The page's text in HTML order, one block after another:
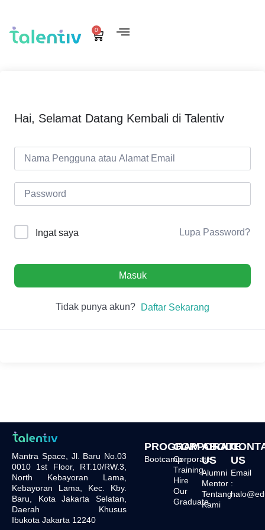
0
Hai, Selamat Datang Kembali di Talentiv
Ingat saya Lupa Password?
Masuk
Tidak punya akun? Daftar Sekarang
Mantra Space, Jl. Baru No.03
0010 1st Floor, RT.10/RW.3,
North Kebayoran Lama,
Kebayoran Lama, Kec. Kby.
Baru, Kota Jakarta Selatan,
Daerah Khusus
Ibukota Jakarta 12240
PROGRAM
Bootcamp
CORPORATE
Corporate
Training
Hire
Our
Graduate
ABOUT
US
Alumni
Mentor
Tentang
Kami
US
Email
: